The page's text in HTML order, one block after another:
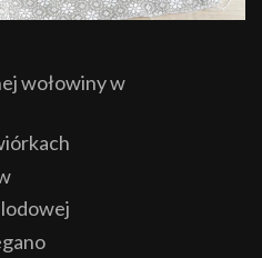
wołowiny w
lodowej